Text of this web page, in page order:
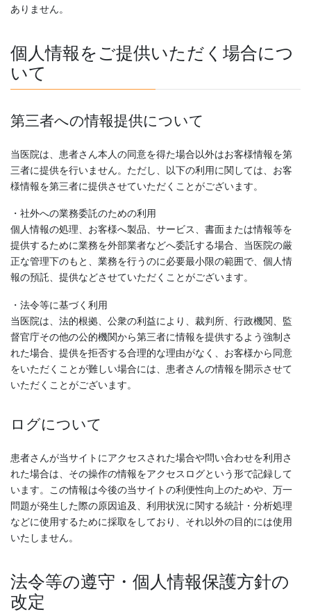
ありません。
個人情報をご提供いただく場合につ
いて
第三者への情報提供について
当医院は、患者さん本人の同意を得た場合以外はお客様情報を第
三者に提供を行いません。ただし、以下の利用に関しては、お客
様情報を第三者に提供させていただくことがございます。
・社外への業務委託のための利用
個人情報の処理、お客様へ製品、サービス、書面または情報等を
提供するために業務を外部業者などへ委託する場合、当医院の厳
正な管理下のもと、業務を行うのに必要最小限の範囲で、個人情
報の預託、提供などさせていただくことがございます。
・法令等に基づく利用
当医院は、法的根拠、公衆の利益により、裁判所、行政機関、監
督官庁その他の公的機関から第三者に情報を提供するよう強制さ
れた場合、提供を拒否する合理的な理由がなく、お客様から同意
をいただくことが難しい場合には、患者さんの情報を開示させて
いただくことがございます。
ログについて
患者さんが当サイトにアクセスされた場合や問い合わせを利用さ
れた場合は、その操作の情報をアクセスログという形で記録して
います。この情報は今後の当サイトの利便性向上のためや、万一
問題が発生した際の原因追及、利用状況に関する統計・分析処理
などに使用するために採取をしており、それ以外の目的には使用
いたしません。
法令等の遵守・個人情報保護方針の
改定